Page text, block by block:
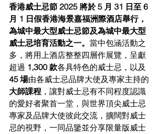
香港威士忌節 2025 將於 5 月 31 日至 6
月 1 日假香港海景嘉福洲際酒店舉行，
為城中最大型威士忌節及為城中最大型
威士忌培育活動之一。 當中包涵活動之
多，將用上酒店整整四層作展覽，呈獻
超過 1,300 款各具特色的威士忌，以及
45 場由各威士忌品牌大使及專家主持的
大師課程 ，讓對威士忌有不同程度認識
的愛好者聚首一堂，與世界頂尖威士忌
專家及品牌大使彼此交流，擴闊對威士
忌的視野，一同品鑒並分享限量版威士